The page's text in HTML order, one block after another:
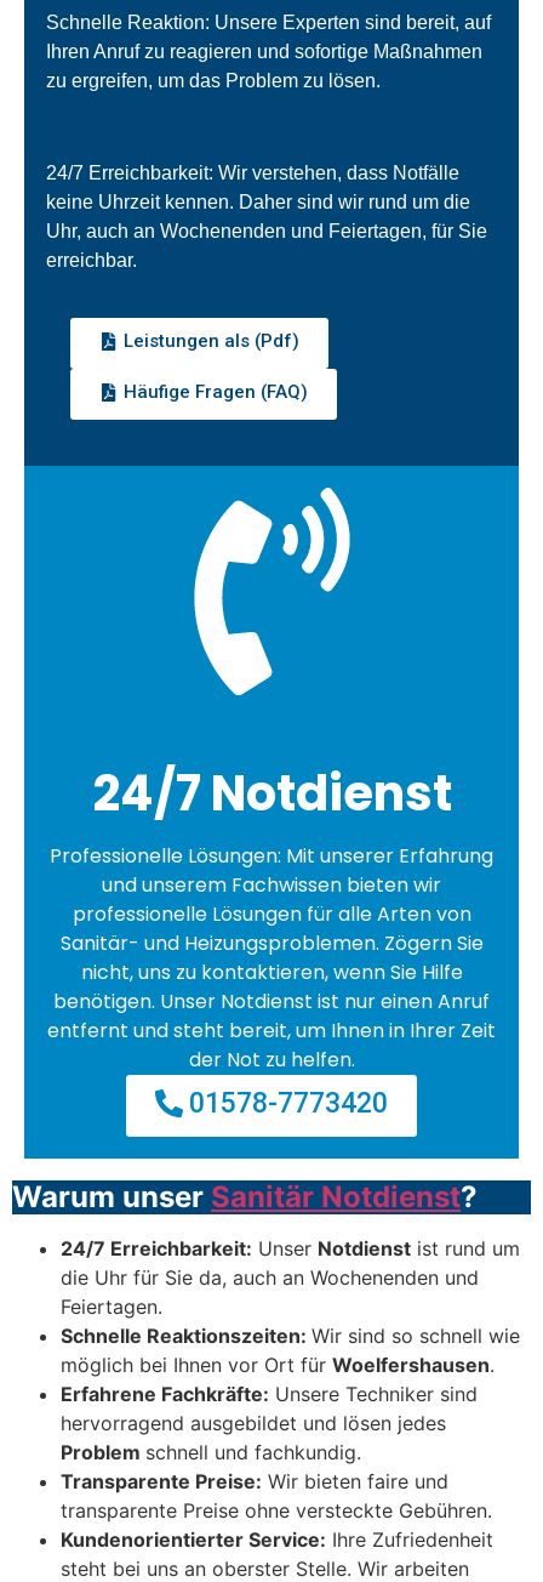
Schnelle Reaktion: Unsere Experten sind bereit, auf
Ihren Anruf zu reagieren und sofortige Maßnahmen
zu ergreifen, um das Problem zu lösen.
24/7 Erreichbarkeit: Wir verstehen, dass Notfälle
keine Uhrzeit kennen. Daher sind wir rund um die
Uhr, auch an Wochenenden und Feiertagen, für Sie
erreichbar.
Leistungen als (Pdf)
Häufige Fragen (FAQ)
24/7 Notdienst
Professionelle Lösungen: Mit unserer Erfahrung
und unserem Fachwissen bieten wir
professionelle Lösungen für alle Arten von
Sanitär- und Heizungsproblemen. Zögern Sie
nicht, uns zu kontaktieren, wenn Sie Hilfe
benötigen. Unser Notdienst ist nur einen Anruf
entfernt und steht bereit, um Ihnen in Ihrer Zeit
der Not zu helfen.
01578-7773420
Warum unser Sanitär Notdienst?
24/7 Erreichbarkeit: Unser Notdienst ist rund um
die Uhr für Sie da, auch an Wochenenden und
Feiertagen.
Schnelle Reaktionszeiten: Wir sind so schnell wie
möglich bei Ihnen vor Ort für Woelfershausen.
Erfahrene Fachkräfte: Unsere Techniker sind
hervorragend ausgebildet und lösen jedes
Problem schnell und fachkundig.
Transparente Preise: Wir bieten faire und
transparente Preise ohne versteckte Gebühren.
Kundenorientierter Service: Ihre Zufriedenheit
steht bei uns an oberster Stelle. Wir arbeiten